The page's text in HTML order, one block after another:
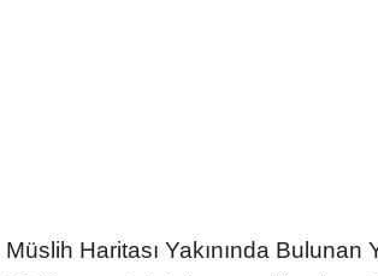
Müslih Haritası Yakınında Bulunan